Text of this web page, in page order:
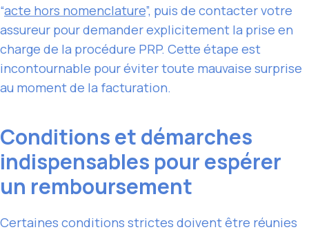
“acte hors nomenclature”, puis de contacter votre
assureur pour demander explicitement la prise en
charge de la procédure PRP. Cette étape est
incontournable pour éviter toute mauvaise surprise
au moment de la facturation.
Conditions et démarches
indispensables pour espérer
un remboursement
Certaines conditions strictes doivent être réunies